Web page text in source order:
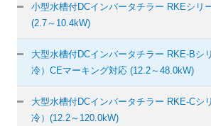
小型水槽付DCインバータチラー RKEシリ
(2.7～10.4kW)
大型水槽付DCインバータチラー RKE-Bシ
冷） CEマーキング対応 (12.2～48.0kW)
大型水槽付DCインバータチラー RKE-Cシ
冷） (12.2～120.0kW)